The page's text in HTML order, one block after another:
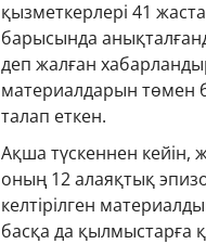
қызметкерлері 41
барысында
деп жалған
материалдарын төмен
талап еткен.
Ақша түскеннен кейін,
оның 12 алаяқтық
келтірілген
басқа да қылмыстарға